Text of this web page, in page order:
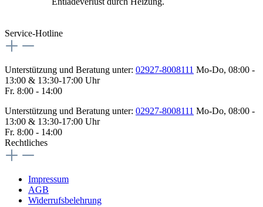
Service-Hotline
Unterstützung und Beratung unter: 02927-8008111 Mo-Do, 08:00 -
13:00 & 13:30-17:00 Uhr
Fr. 8:00 - 14:00
Unterstützung und Beratung unter: 02927-8008111 Mo-Do, 08:00 -
13:00 & 13:30-17:00 Uhr
Fr. 8:00 - 14:00
Rechtliches
Impressum
AGB
Widerrufsbelehrung